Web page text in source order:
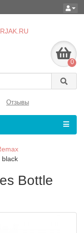
0
Отзывы
black
Bottle